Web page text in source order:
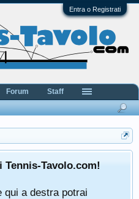
Entra o Registrati
Tavolo.com!
qui a destra potrai
Forum Staff